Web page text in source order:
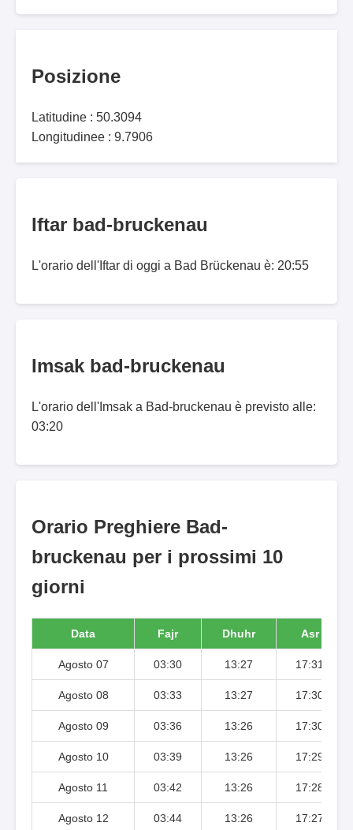
Posizione
Latitudine : 50.3094
Longitudinee : 9.7906
Iftar bad-bruckenau
L'orario dell'Iftar di oggi a Bad Brückenau è: 20:55
Imsak bad-bruckenau
L'orario dell'Imsak a Bad-bruckenau è previsto alle:
03:20
Orario Preghiere Bad-
bruckenau per i prossimi 10
giorni
Data Fajr Dhuhr Asr
Agosto 07 03:30 13:27 17:31
Agosto 08 03:33 13:27 17:30
Agosto 09 03:36 13:26 17:30
Agosto 10 03:39 13:26 17:29
Agosto 11 03:42 13:26 17:28
Agosto 12 03:44 13:26 17:27